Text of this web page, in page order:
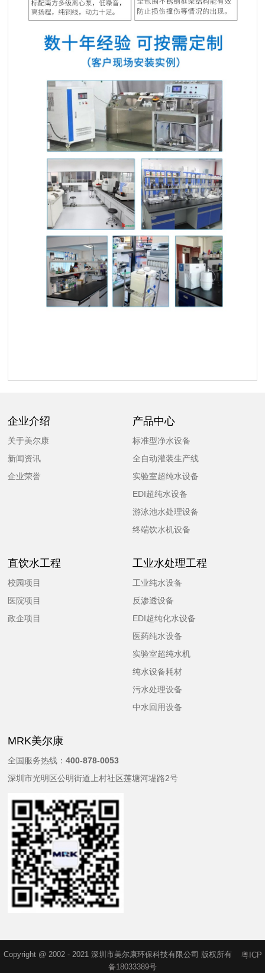
企业介绍
关于美尔康
新闻资讯
企业荣誉
产品中心
标准型净水设备
全自动灌装生产线
实验室超纯水设备
EDI超纯水设备
游泳池水处理设备
终端饮水机设备
直饮水工程
校园项目
医院项目
政企项目
工业水处理工程
工业纯水设备
反渗透设备
EDI超纯化水设备
医药纯水设备
实验室超纯水机
纯水设备耗材
污水处理设备
中水回用设备
MRK美尔康
全国服务热线：400-878-0053
深圳市光明区公明街道上村社区莲塘河堤路2号
Copyright @ 2002 - 2021 深圳市美尔康环保科技有限公司 版权所有 粤ICP
备18033389号